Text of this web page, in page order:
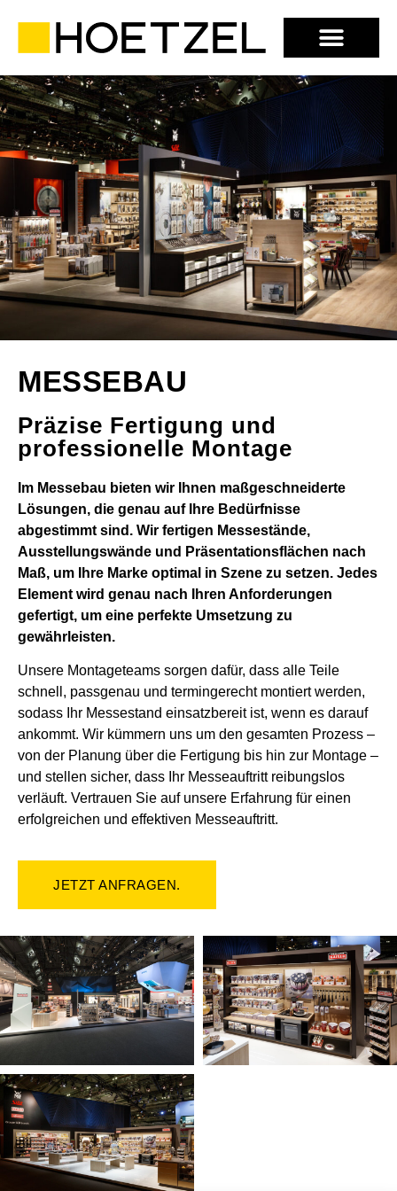
MESSEBAU
Präzise Fertigung und
professionelle Montage
Im Messebau bieten wir Ihnen maßgeschneiderte
Lösungen, die genau auf Ihre Bedürfnisse
abgestimmt sind. Wir fertigen Messestände,
Ausstellungswände und Präsentationsflächen nach
Maß, um Ihre Marke optimal in Szene zu setzen. Jedes
Element wird genau nach Ihren Anforderungen
gefertigt, um eine perfekte Umsetzung zu
gewährleisten.
Unsere Montageteams sorgen dafür, dass alle Teile
schnell, passgenau und termingerecht montiert werden,
sodass Ihr Messestand einsatzbereit ist, wenn es darauf
ankommt. Wir kümmern uns um den gesamten Prozess –
von der Planung über die Fertigung bis hin zur Montage –
und stellen sicher, dass Ihr Messeauftritt reibungslos
verläuft. Vertrauen Sie auf unsere Erfahrung für einen
erfolgreichen und effektiven Messeauftritt.
JETZT ANFRAGEN.